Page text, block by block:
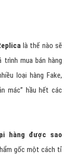
là thế nào sẽ
mua bán hàng
loại hàng Fake,
mác” hầu hết các
hàng được sao
gốc một cách tỉ